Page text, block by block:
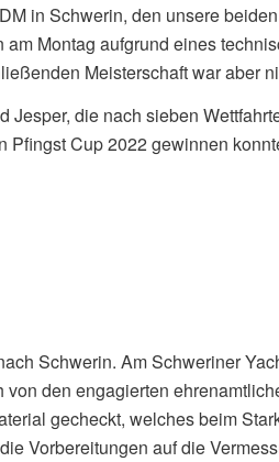
in Schwerin, den unsere
Montag aufgrund eines
Meisterschaft war aber
die nach sieben
Pfingst Cup 2022 gewinnen
Schwerin. Am Schweriner
den engagierten
gecheckt, welches beim
Vorbereitungen auf die